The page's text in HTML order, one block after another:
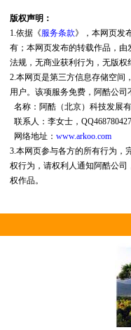
版权声明：
1.依据《服务条款》，本网页发
有；本网页发布的转载作品，
法规，无商业获利行为，无版权
2.本网页是第三方信息存储空间
用户。该项服务免费，阿酷公司
名称：阿酷（北京）科技发展
联系人：李女士，QQ468780427
网络地址： www.arkoo.com
3.本网页参与各方的所有行为，
权行为，请权利人通知阿酷公
权作品。